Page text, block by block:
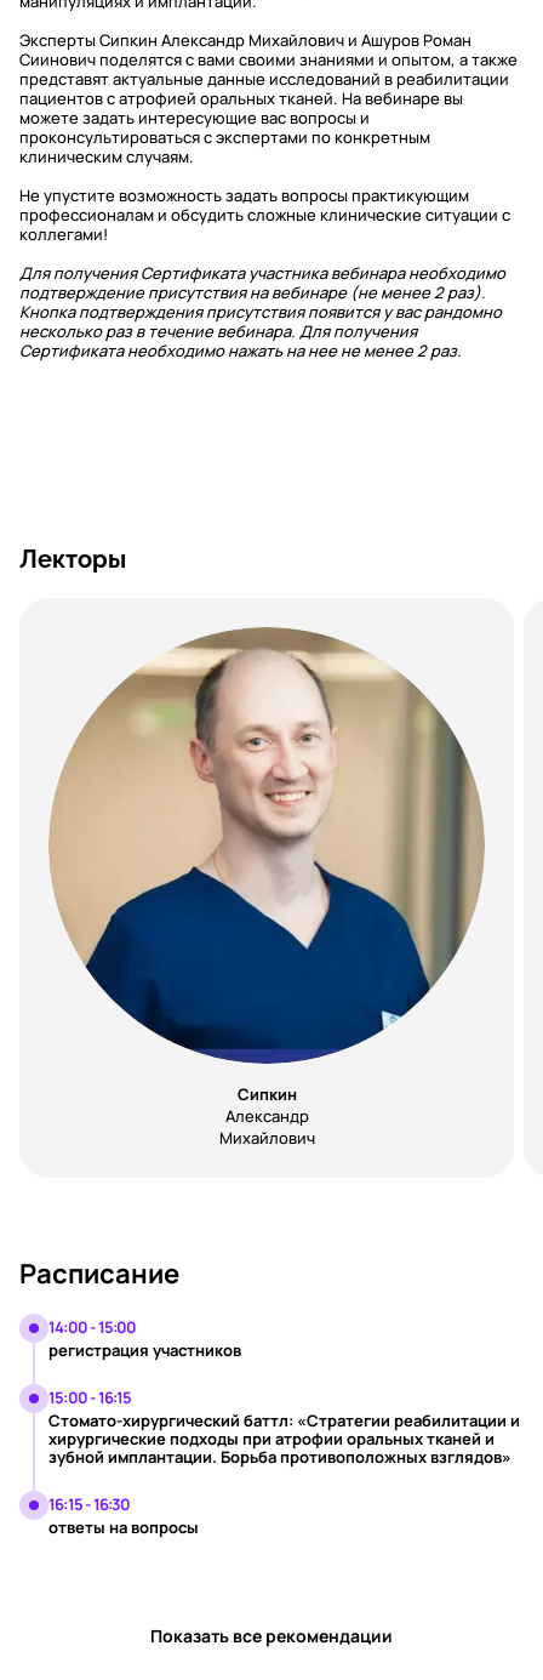
Эксперты Сипкин Александр Михайлович и Ашуров Роман
Сиинович поделятся с вами своими знаниями и опытом, а также
представят актуальные данные исследований в реабилитации
пациентов с атрофией оральных тканей. На вебинаре вы
можете задать интересующие вас вопросы и
проконсультироваться с экспертами по конкретным
клиническим случаям.
Не упустите возможность задать вопросы практикующим
профессионалам и обсудить сложные клинические ситуации с
коллегами!
Для получения Сертификата участника вебинара необходимо
подтверждение присутствия на вебинаре (не менее 2 раз).
Кнопка подтверждения присутствия появится у вас рандомно
несколько раз в течение вебинара. Для получения
Сертификата необходимо нажать на нее не менее 2 раз.
Лекторы
Сипкин
Александр
Михайлович
Расписание
14:00 - 15:00
регистрация участников
15:00 - 16:15
Стомато-хирургический баттл: «Стратегии реабилитации и
хирургические подходы при атрофии оральных тканей и
зубной имплантации. Борьба противоположных взглядов»
16:15 - 16:30
ответы на вопросы
Показать все рекомендации